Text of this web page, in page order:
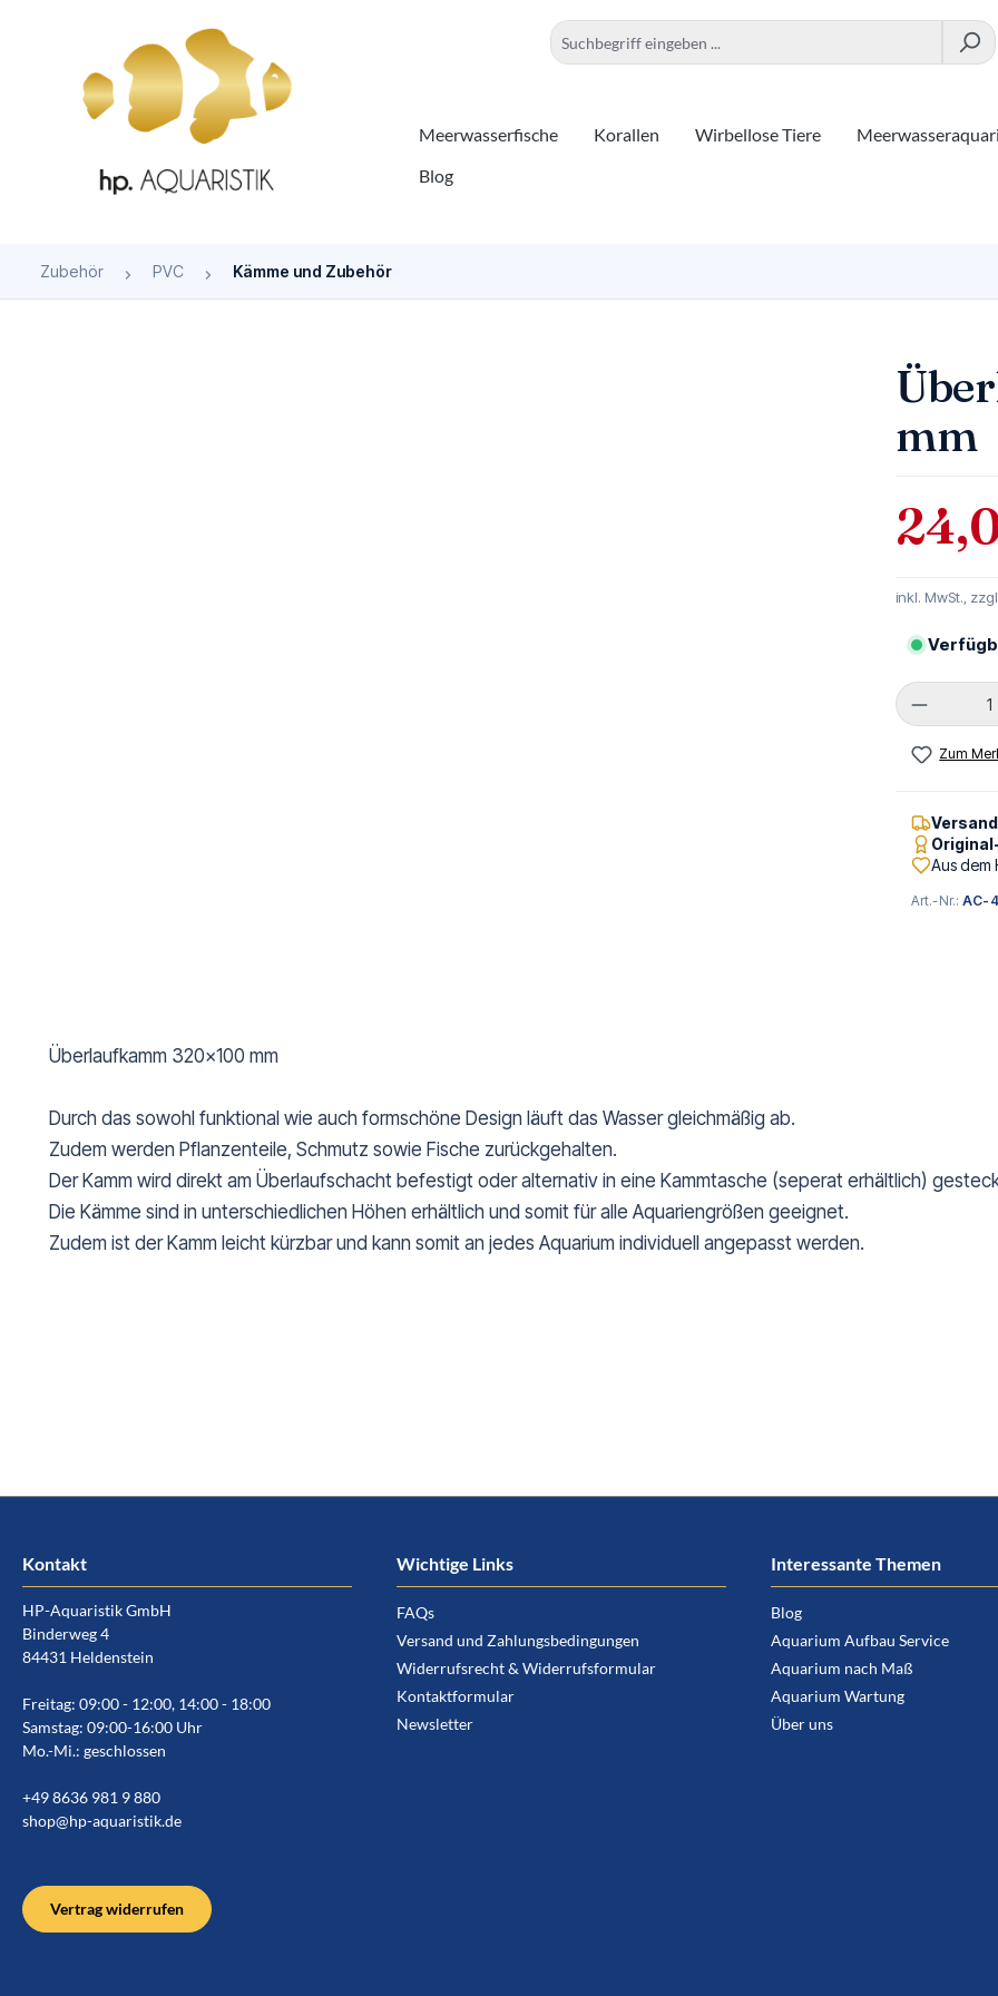
Zur Hauptnavigation springen
Meerwasserfische Korallen Wirbellose Tiere
Blog
Zubehör PVC Kämme und Zubehör
mm
inkl. MwSt.,
Produkt
Zum
Aus
Art.-Nr.:AC-
Überlaufkamm 320x100 mm
Durch das sowohl funktional wie auch formschöne Design läuft das Wasser gleichmäßig ab.
Zudem werden Pflanzenteile, Schmutz sowie Fische zurückgehalten.
Der Kamm wird direkt am Überlaufschacht befestigt oder alternativ in eine Kammtasche (seperat erhältlich)
Die Kämme sind in unterschiedlichen Höhen erhältlich und somit für alle Aquariengrößen geeignet.
Zudem ist der Kamm leicht kürzbar und kann somit an jedes Aquarium individuell angepasst werden.
Kontakt
HP-Aquaristik GmbH
Binderweg 4
84431 Heldenstein
Freitag: 09:00 - 12:00, 14:00 - 18:00
Samstag: 09:00-16:00 Uhr
Mo.-Mi.: geschlossen
+49 8636 981 9 880
shop@hp-aquaristik.de
Vertrag widerrufen
Wichtige Links
FAQs
Versand und Zahlungsbedingungen
Widerrufsrecht & Widerrufsformular
Kontaktformular
Newsletter
Interessante Themen
Blog
Aquarium Aufbau Service
Aquarium nach Maß
Aquarium Wartung
Über uns